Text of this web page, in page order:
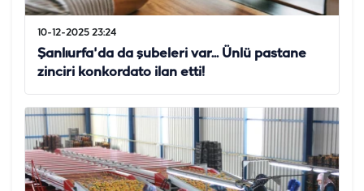
10-12-2025 23:24
Şanlıurfa'da da şubeleri var... Ünlü pastane
zinciri konkordato ilan etti!